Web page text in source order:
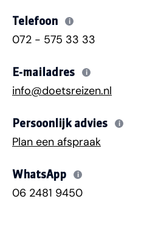
Telefoon i
072 - 575 33 33
E-mailadres i
info@doetsreizen.nl
Persoonlijk advies i
Plan een afspraak
WhatsApp i
06 2481 9450